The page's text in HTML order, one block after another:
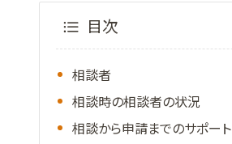
目次
相談者
相談時の相談者の状況
相談から申請までのサポート